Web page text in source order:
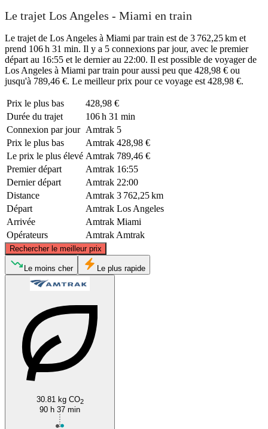
Le trajet Los Angeles - Miami en train
Le trajet de Los Angeles à Miami par train est de 3 762,25 km et
prend 106 h 31 min. Il y a 5 connexions par jour, avec le premier
départ au 16:55 et le dernier au 22:00. Il est possible de voyager de
Los Angeles à Miami par train pour aussi peu que 428,98 € ou
jusqu'à 789,46 €. Le meilleur prix pour ce voyage est 428,98 €.
Prix ​​le plus bas
428,98 €
Durée du trajet
106 h 31 min
Connexion par jour Amtrak 5
Prix ​​le plus bas
Amtrak 428,98 €
Le prix le plus élevé Amtrak 789,46 €
Premier départ
Amtrak 16:55
Dernier départ
Amtrak 22:00
Distance
Amtrak 3 762,25 km
Départ
Amtrak Los Angeles
Arrivée
Amtrak Miami
Opérateurs
Amtrak Amtrak
Rechercher le meilleur prix
©CARTO
Le moins cher Le plus rapide
30.81 kg CO2
90 h 37 min